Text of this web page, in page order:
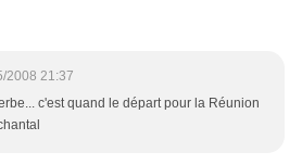
2008 21:37
c'est quand le départ pour la Réunion